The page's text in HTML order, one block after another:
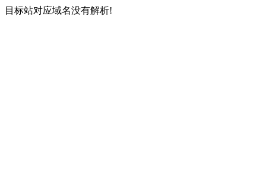
目标站对应域名没有解析!